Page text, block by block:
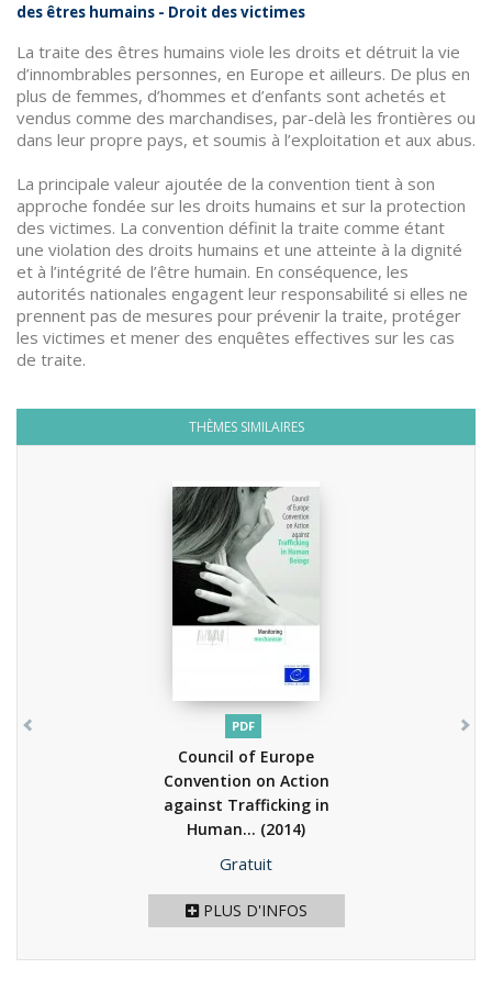
des êtres humains - Droit des victimes
La traite des êtres humains viole les droits et détruit la vie
d’innombrables personnes, en Europe et ailleurs. De plus en
plus de femmes, d’hommes et d’enfants sont achetés et
vendus comme des marchandises, par-delà les frontières ou
dans leur propre pays, et soumis à l’exploitation et aux abus.
La principale valeur ajoutée de la convention tient à son
approche fondée sur les droits humains et sur la protection
des victimes. La convention définit la traite comme étant
une violation des droits humains et une atteinte à la dignité
et à l’intégrité de l’être humain. En conséquence, les
autorités nationales engagent leur responsabilité si elles ne
prennent pas de mesures pour prévenir la traite, protéger
les victimes et mener des enquêtes effectives sur les cas
de traite.
THÈMES SIMILAIRES
PDF
Council of Europe
Convention on Action
against Trafficking in
Human... (2014)
Prix
Gratuit
PLUS D'INFOS